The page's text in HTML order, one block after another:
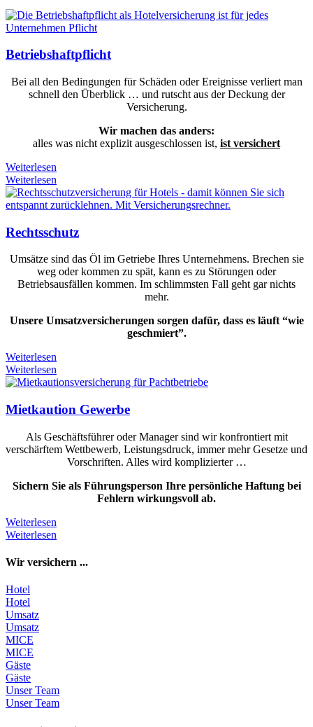
Betriebshaftpflicht
Bei all den Bedingungen für Schäden oder Ereignisse verliert man
schnell den Überblick … und rutscht aus der Deckung der
Versicherung.
Wir machen das anders:
alles was nicht explizit ausgeschlossen ist, ist versichert
Weiterlesen
Weiterlesen
Rechtsschutz
Umsätze sind das Öl im Getriebe Ihres Unternehmens. Brechen sie
weg oder kommen zu spät, kann es zu Störungen oder
Betriebsausfällen kommen. Im schlimmsten Fall geht gar nichts
mehr.
Unsere Umsatzversicherungen sorgen dafür, dass es läuft “wie
geschmiert”.
Weiterlesen
Weiterlesen
Mietkaution Gewerbe
Als Geschäftsführer oder Manager sind wir konfrontiert mit
verschärftem Wettbewerb, Leistungsdruck, immer mehr Gesetze und
Vorschriften. Alles wird komplizierter …
Sichern Sie als Führungsperson Ihre persönliche Haftung bei
Fehlern wirkungsvoll ab.
Weiterlesen
Weiterlesen
Wir versichern ...
Hotel
Hotel
Umsatz
Umsatz
MICE
MICE
Gäste
Gäste
Unser Team
Unser Team